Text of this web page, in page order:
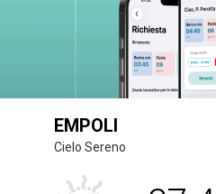
EMPOLI
Cielo Sereno